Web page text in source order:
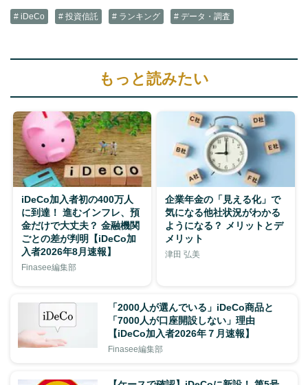
# iDeCo # 投資信託 # ランキング # データ・調査
もっと読みたい
iDeCo加入者初の400万人
に到達！ 進むインフレ、預
金だけで大丈夫？ 金融機関
ごとの差が判明【iDeCo加
入者2026年8月速報】
Finasee編集部
企業年金の「見える化」で
気になる他社状況がわかる
ようになる？ メリットとデ
メリット
津田 弘美
「2000人が選んでいる」iDeCo商品と
「7000人が口座開設しない」理由
【iDeCo加入者2026年７月速報】
Finasee編集部